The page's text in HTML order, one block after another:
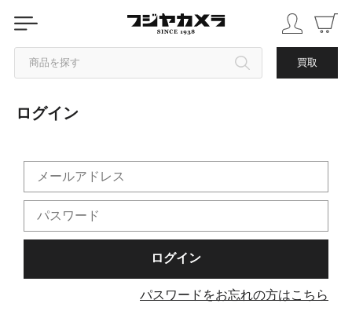
商品を探す 買取
カテゴリから探す
中古品を探す
ログイン
パスワードをお忘れの方はこちら